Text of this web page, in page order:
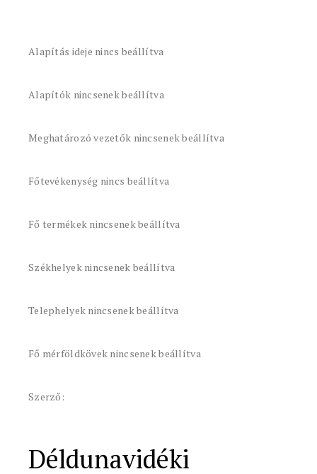
Alapítás ideje nincs beállítva
Alapítók nincsenek beállítva
Meghatározó vezetők nincsenek beállítva
Főtevékenység nincs beállítva
Fő termékek nincsenek beállítva
Székhelyek nincsenek beállítva
Telephelyek nincsenek beállítva
Fő mérföldkövek nincsenek beállítva
Szerző:
Déldunavidéki